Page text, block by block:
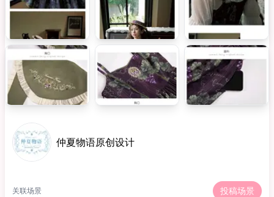
仲夏物语原创设计
关联场景 投稿场景